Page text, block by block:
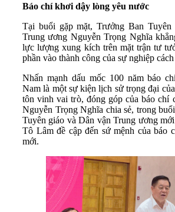
Báo chí khơi dậy lòng yêu nước
Tại buổi gặp mặt, Trưởng Ban
Trung ương Nguyễn Trọng Nghĩa
lực lượng xung kích trên mặt trận tư
phần vào thành công của sự nghiệp
Nhấn mạnh dấu mốc 100 năm báo
Nam là một sự kiện lịch sử trọng đại
tôn vinh vai trò, đóng góp của báo chí
Nguyễn Trọng Nghĩa chia sẻ, trong
Tuyên giáo và Dân vận Trung ương
Tô Lâm đề cập đến sứ mệnh của báo
mới.